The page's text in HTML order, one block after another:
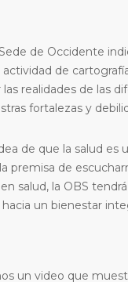
de Occidente
actividad de
realidades de las
fortalezas y
de que la salud
premisa de
salud, la OBS
un bienestar
un video que